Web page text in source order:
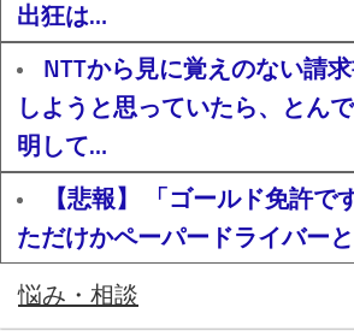
出狂は…
NTTから見に覚えのない請
しようと思っていたら、とん
明して…
【悲報】 「ゴールド免許
ただけかペーパードライバー
悩み・相談